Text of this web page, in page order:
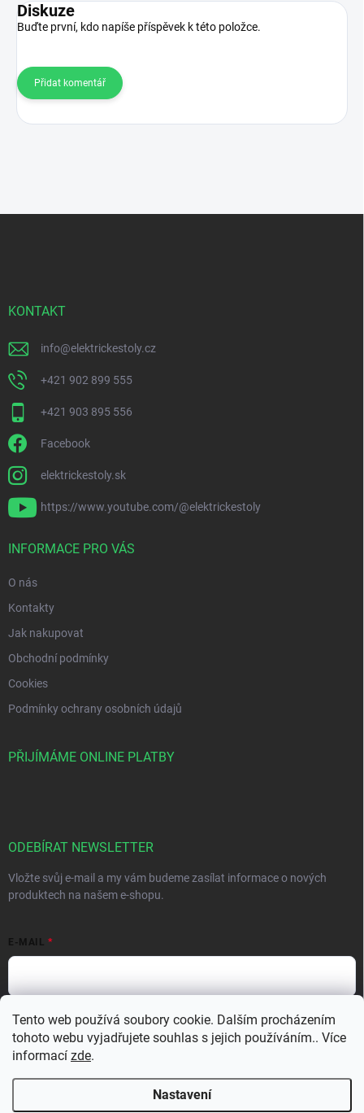
Tento web používá soubory cookie. Dalším procházením
tohoto webu vyjadřujete souhlas s jejich používáním.. Více
informací zde.
Nastavení
Diskuze
Buďte první, kdo napíše příspěvek k této položce.
Přidat komentář
KONTAKT
info@elektrickestoly.cz
+421 902 899 555
+421 903 895 556
Facebook
elektrickestoly.sk
https://www.youtube.com/@elektrickestoly
INFORMACE PRO VÁS
O nás
Kontakty
Jak nakupovat
Obchodní podmínky
Cookies
Podmínky ochrany osobních údajů
PŘIJÍMÁME ONLINE PLATBY
ODEBÍRAT NEWSLETTER
Vložte svůj e-mail a my vám budeme zasílat informace o nových
produktech na našem e-shopu.
E-MAIL
Vložením e-mailu souhlasíte spodmínkami ochrany osobních údajů
Přihlásit se